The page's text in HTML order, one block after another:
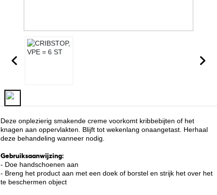
Deze onplezierig smakende creme voorkomt kribbebijten of het
knagen aan oppervlakten. Blijft tot wekenlang onaangetast. Herhaal
deze behandeling wanneer nodig.
Gebruiksaanwijzing:
- Doe handschoenen aan
- Breng het product aan met een doek of borstel en strijk het over het
te beschermen object